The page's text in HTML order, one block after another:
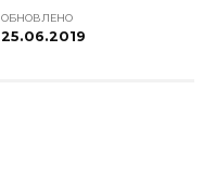
ОБНОВЛЕНО
25.06.2019